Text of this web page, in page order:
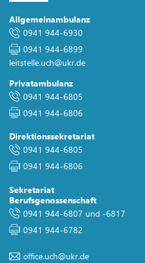
Allgemeinambulanz
0941 944-6930
0941 944-6899
leitstelle.uch@ukr.de
Privatambulanz
0941 944-6805
0941 944-6806
Direktionssekretariat
0941 944-6805
0941 944-6806
Sekretariat
Berufsgenossenschaft
0941 944-6807 und -6817
0941 944-6782
office.uch@ukr.de